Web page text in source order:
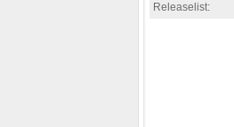
Releaselist: